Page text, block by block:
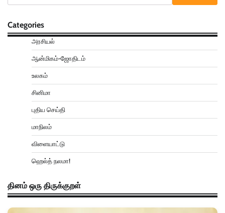
Categories
அரசியல்
ஆன்மிகம்-ஜோதிடம்
உலகம்
சினிமா
புதிய செய்தி
மாநிலம்
விளையாட்டு
ஹெல்த் நலமா!
தினம் ஒரு திருக்குறள்